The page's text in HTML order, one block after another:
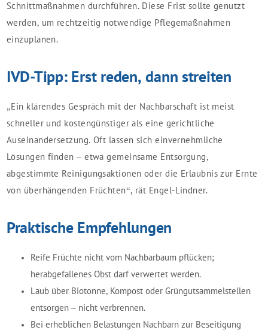
Schnittmaßnahmen durchführen. Diese Frist sollte genutzt
werden, um rechtzeitig notwendige Pflegemaßnahmen
einzuplanen.
IVD-Tipp: Erst reden, dann streiten
„Ein klärendes Gespräch mit der Nachbarschaft ist meist
schneller und kostengünstiger als eine gerichtliche
Auseinandersetzung. Oft lassen sich einvernehmliche
Lösungen finden – etwa gemeinsame Entsorgung,
abgestimmte Reinigungsaktionen oder die Erlaubnis zur Ernte
von überhängenden Früchten“, rät Engel-Lindner.
Praktische Empfehlungen
Reife Früchte nicht vom Nachbarbaum pflücken;
herabgefallenes Obst darf verwertet werden.
Laub über Biotonne, Kompost oder Grüngutsammelstellen
entsorgen – nicht verbrennen.
Bei erheblichen Belastungen Nachbarn zur Beseitigung